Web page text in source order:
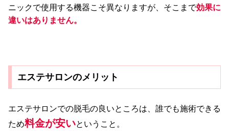
ニックで使用する機器こそ異なりますが、そこまで効果に
違いはありません。
エステサロンのメリット
エステサロンでの脱毛の良いところは、誰でも施術できる
ため料金が安いということ。